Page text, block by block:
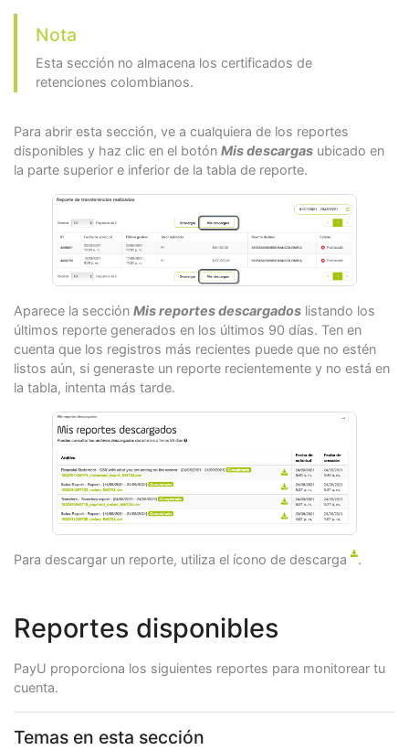
Nota
Esta sección no almacena los certificados de
retenciones colombianos.
Para abrir esta sección, ve a cualquiera de los reportes
disponibles y haz clic en el botón Mis descargas ubicado en
la parte superior e inferior de la tabla de reporte.
Aparece la sección Mis reportes descargados listando los
últimos reporte generados en los últimos 90 días. Ten en
cuenta que los registros más recientes puede que no estén
listos aún, si generaste un reporte recientemente y no está en
la tabla, intenta más tarde.
Para descargar un reporte, utiliza el ícono de descarga .
Reportes disponibles
PayU proporciona los siguientes reportes para monitorear tu
cuenta.
Temas en esta sección